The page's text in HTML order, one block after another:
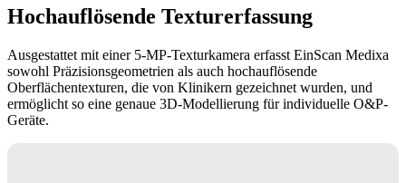
Hochauflösende Texturerfassung
Ausgestattet mit einer 5-MP-Texturkamera erfasst EinScan Medixa
sowohl Präzisionsgeometrien als auch hochauflösende
Oberflächentexturen, die von Klinikern gezeichnet wurden, und
ermöglicht so eine genaue 3D-Modellierung für individuelle O&P-
Geräte.